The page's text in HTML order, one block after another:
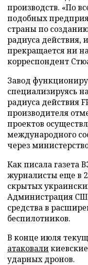
производств. «По
подобных
страны по
радиуса действия,
прекращается ни
корреспондент
Завод
специализируясь
радиуса действия
производителя
проектов
международного
через
Как писала газета
журналисты еще в
скрытых
Администрация
средства в
беспилотников.
В конце июля
атаковали
ударных дронов.